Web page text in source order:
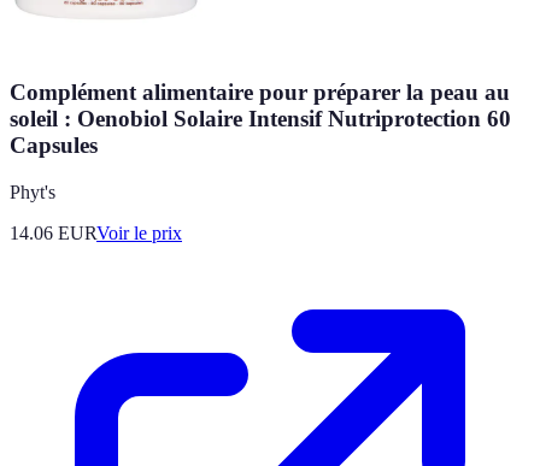
Complément alimentaire pour préparer la peau au
soleil : Oenobiol Solaire Intensif Nutriprotection 60
Capsules
Phyt's
14.06 EURVoir le prix